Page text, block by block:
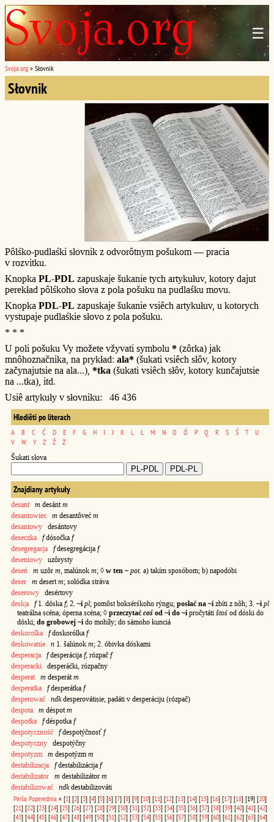
☰
Svoja.org » Słovnik
Słovnik
Pôlśko-pudlaśki słovnik z odvorôtnym pošukom — pracia
v rozvitku.
Knopka PL-PDL zapuskaje šukanie tych artykułuv, kotory dajut
perekład pôlśkoho słova z pola pošuku na pudlaśku movu.
Knopka PDL-PL zapuskaje šukanie vsiêch artykułuv, u kotorych
vystupaje pudlaśkie słovo z pola pošuku.
* * *
U poli pošuku Vy možete vžyvati symbolu * (zôrka) jak
mnôhoznačnika, na prykład: ala* (šukati vsiêch słôv, kotory
začynajutsie na ala...), *tka (šukati vsiêch słôv, kotory kunčajutsie
na ...tka), itd.
Usiê artykuły v słovniku: 46 436
Hlediêti po literach
A B C Ć D E F G H I J K L Ł M N O Ó P Q R S Ś T
U
V
W Y Z Ź Ż
Šukati słova
Znajdiany artykuły
desant m desánt m
desantowiec
m desantôveć m
desantowy desántovy
deseczka
fdósočka f
desegregacja
fdesegregácija f
deseniowy uzôrysty
deseń
m uzôr m , malúnok m; ◊ w ten ~ pot. a) takím sposóbom; b) napodóbi
deser
m desert m; sołódka stráva
deserowy desértovy
desk|a
f1. dóska f; 2. ~i pl; pomôst boksérśkoho rýngu; posłać na ~i zbíti z nôh; 3. ~i pl
teatrálna scéna; óperna scéna; ◊ przeczytać coś od ~i do ~i pročytáti štoś od dóski do
dóski; do grobowej ~i do mohíły; do sámoho kunciá
deskorolka
fdoskorólka f
deskowanie
n 1. šalúnok m; 2. óbivka dóskami
desperacja
fdesperácija f, rózpač f
desperacki desperáćki, rózpačny
desperat
m desperát m
desperatka
fdesperátka f
desperować
ndkdesperovátisie; padáti v desperáciju (rózpač)
despota
m déspot m
despotka
fdéspotka f
despotyczność
fdespotýčnosť f
despotyczny despotýčny
despotyzm
m despotýzm m
destabilizacja
fdestabilizácija f
destabilizator
m destabilizátor m
destabilizować
ndkdestabilizováti
Perša Poperednia « [1] [2] [3] [4] [5] [6] [7] [8] [9] [10] [11] [12] [13] [14] [15] [16] [17] [18] [19] [20]
[21] [22] [23] [24] [25] [26] [27] [28] [29] [30] [31] [32] [33] [34] [35] [36] [37] [38] [39] [40] [41] [42]
[43] [44] [45] [46] [47] [48] [49] [50] [51] [52] [53] [54] [55] [56] [57] [58] [59] [60] [61] [62] [63] [64]